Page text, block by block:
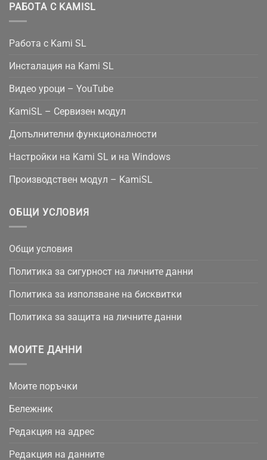
РАБОТА С KAMISL
Работа с Kami SL
Инсталация на Kami SL
Видео уроци – YouTube
KamiSL – Сервизен модул
Допълнителни функционалности
Настройки на Kami SL и на Windows
Производствен модул – KamiSL
ОБЩИ УСЛОВИЯ
Общи условия
Политика за сигурност на личните данни
Политика за използване на бисквитки
Политика за защита на личните данни
МОИТЕ ДАННИ
Моите поръчки
Бележник
Редакция на адрес
Редакция на данните